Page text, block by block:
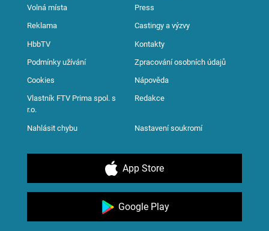
Volná místa Press
Reklama Castingy a výzvy
HbbTV Kontakty
Podmínky užívání Zpracování osobních údajů
Cookies Nápověda
Vlastník FTV Prima spol. s
r.o.
Redakce
Nahlásit chybu Nastavení soukromí
App Store
Google Play